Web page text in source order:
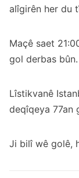
alîgirên her du
Maçê saet
gol derbas bûn.
Lîstikvanê
deqîqeya 77an
Ji bilî wê golê,